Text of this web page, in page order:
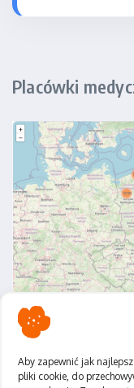
Aby zapewnić jak
pliki cookie, do
Placówki